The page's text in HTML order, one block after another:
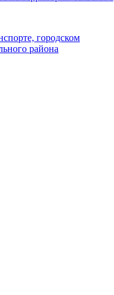
городском
района